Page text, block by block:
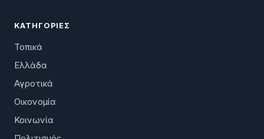
ΚΑΤΗΓΟΡΊΕΣ
Τοπικά
Ελλάδα
Αγροτικά
Οικονομία
Κοινωνία